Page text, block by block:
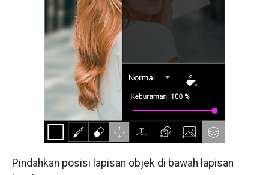
Pindahkan posisi lapisan objek di bawah lapisan